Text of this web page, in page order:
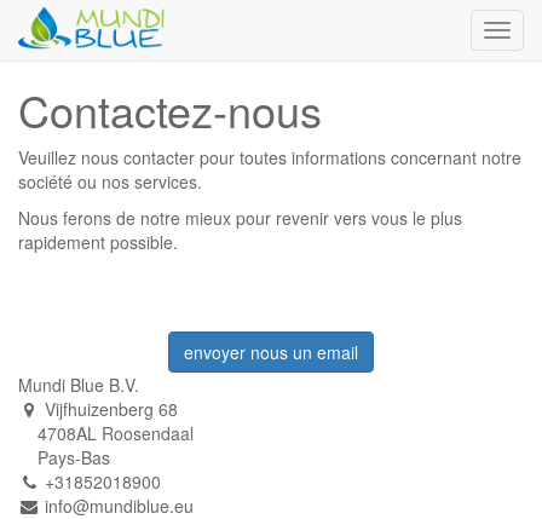
Contactez-nous
Veuillez nous contacter pour toutes informations concernant notre
société ou nos services.
Nous ferons de notre mieux pour revenir vers vous le plus
rapidement possible.
envoyer nous un email
Mundi Blue B.V.
Vijfhuizenberg 68
4708AL Roosendaal
Pays-Bas
+31852018900
info@mundiblue.eu